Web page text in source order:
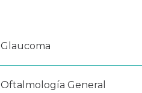
Glaucoma
Oftalmología General